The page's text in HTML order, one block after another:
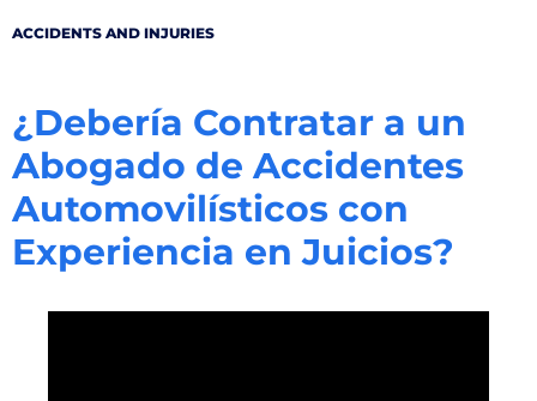
ACCIDENTS AND INJURIES
¿Debería Contratar a un
Abogado de Accidentes
Automovilísticos con
Experiencia en Juicios?